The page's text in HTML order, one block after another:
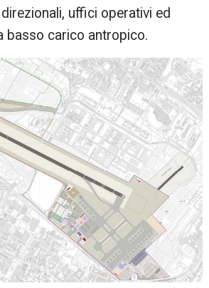
uffici operativi ed
basso carico antropico.